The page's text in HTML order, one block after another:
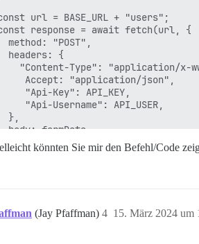
url = BASE_URL + "users";
response = await fetch(url, {
method: "POST",
headers: {
"Content-Type": "application/x-
Accept: "application/json",
"Api-Key": API_KEY,
"Api-Username": API_USER,
},
body: formData,
könnten Sie mir den Befehl/Code
(Jay Pfaffman) 15. März 2024 um
4